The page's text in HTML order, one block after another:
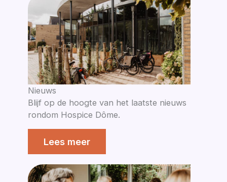
Nieuws
Blijf op de hoogte van het laatste nieuws
rondom Hospice Dôme.
Lees meer